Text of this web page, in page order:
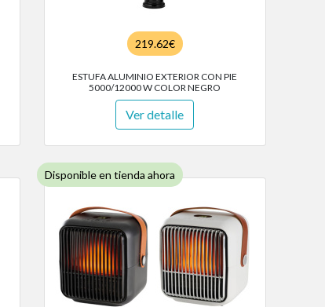
219.62€
ESTUFA ALUMINIO EXTERIOR CON PIE
5000/12000 W COLOR NEGRO
Ver detalle
Disponible en tienda ahora